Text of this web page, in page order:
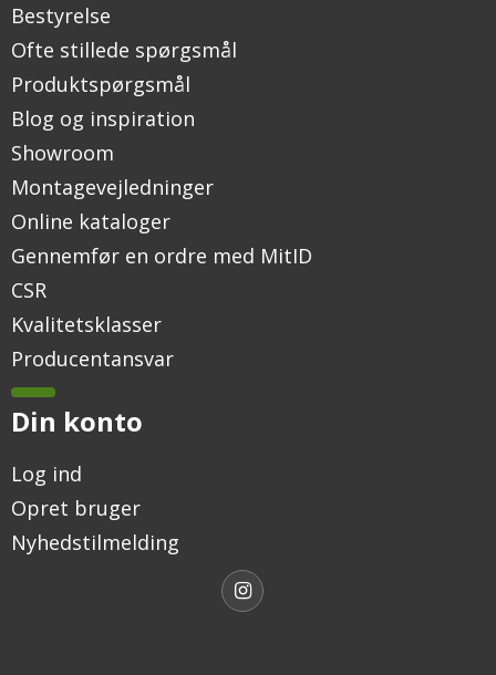
Bestyrelse
Ofte stillede spørgsmål
Produktspørgsmål
Blog og inspiration
Showroom
Montagevejledninger
Online kataloger
Gennemfør en ordre med MitID
CSR
Kvalitetsklasser
Producentansvar
Din konto
Log ind
Opret bruger
Nyhedstilmelding